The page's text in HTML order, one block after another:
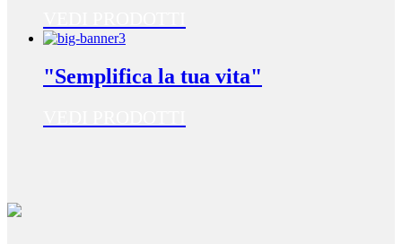
"Semplifica la tua vita"